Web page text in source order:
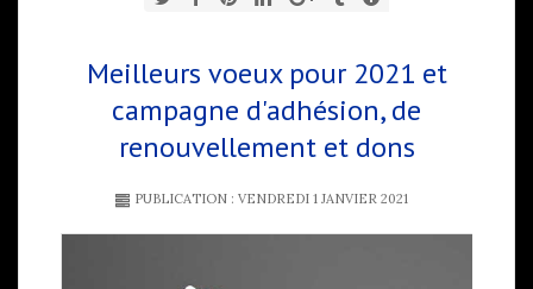
Meilleurs voeux pour 2021 et
campagne d'adhésion, de
renouvellement et dons
PUBLICATION : VENDREDI 1 JANVIER 2021